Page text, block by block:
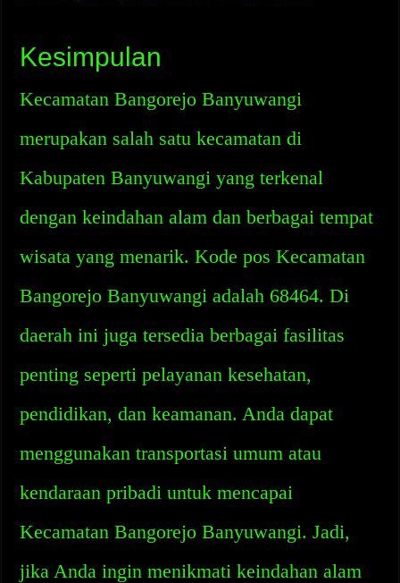
Kesimpulan
Kecamatan Bangorejo Banyuwangi
merupakan salah satu kecamatan di
Kabupaten Banyuwangi yang terkenal
dengan keindahan alam dan berbagai tempat
wisata yang menarik. Kode pos Kecamatan
Bangorejo Banyuwangi adalah 68464. Di
daerah ini juga tersedia berbagai fasilitas
penting seperti pelayanan kesehatan,
pendidikan, dan keamanan. Anda dapat
menggunakan transportasi umum atau
kendaraan pribadi untuk mencapai
Kecamatan Bangorejo Banyuwangi. Jadi,
jika Anda ingin menikmati keindahan alam